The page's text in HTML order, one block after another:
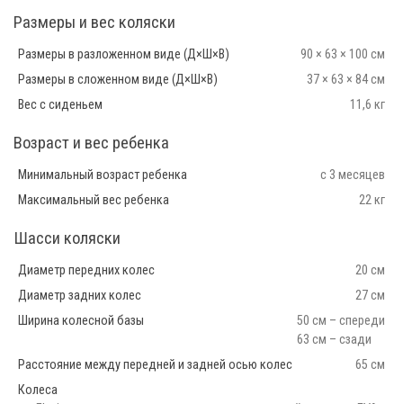
Размеры и вес коляски
Размеры в разложенном виде (Д×Ш×В)
90 × 63 × 100 см
Размеры в сложенном виде (Д×Ш×В)
37 × 63 × 84 см
Вес с сиденьем
11,6 кг
Возраст и вес ребенка
Минимальный возраст ребенка
с 3 месяцев
Максимальный вес ребенка
22 кг
Шасси коляски
Диаметр передних колес
20 см
Диаметр задних колес
27 см
Ширина колесной базы
50 см – спереди
63 см – сзади
Расстояние между передней и задней осью колес
65 см
Колеса